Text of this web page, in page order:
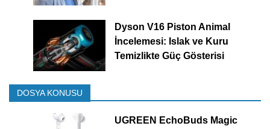
Dyson V16 Piston Animal
İncelemesi: Islak ve Kuru
Temizlikte Güç Gösterisi
DOSYA KONUSU
UGREEN EchoBuds Magic